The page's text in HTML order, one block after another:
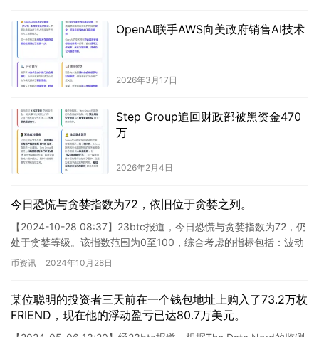
OpenAI联手AWS向美政府销售AI技术
2026年3月17日
Step Group追回财政部被黑资金470
万
2026年2月4日
今日恐慌与贪婪指数为72，依旧位于贪婪之列。
【2024-10-28 08:37】23btc报道，今日恐慌与贪婪指数为72，仍
处于贪婪等级。该指数范围为0至100，综合考虑的指标包括：波动
性（25%）、市场交易量（25%）、社…
币资讯 2024年10月28日
某位聪明的投资者三天前在一个钱包地址上购入了73.2万枚
FRIEND，现在他的浮动盈亏已达80.7万美元。